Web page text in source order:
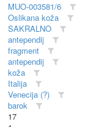
MUO-003581/6
Oslikana koža
SAKRALNO
antependij
fragment
antependij
koža
Italija
Venecija (?)
barok
17